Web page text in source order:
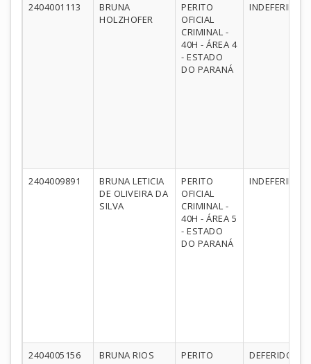
2404001113
BRUNA
HOLZHOFER
PERITO
OFICIAL
CRIMINAL -
40H - ÁREA 4
- ESTADO
DO PARANÁ
INDEFERIDO
2404009891
BRUNA LETICIA
DE OLIVEIRA DA
SILVA
PERITO
OFICIAL
CRIMINAL -
40H - ÁREA 5
- ESTADO
DO PARANÁ
INDEFERIDO
2404005156
BRUNA RIOS
PERITO
DEFERIDO